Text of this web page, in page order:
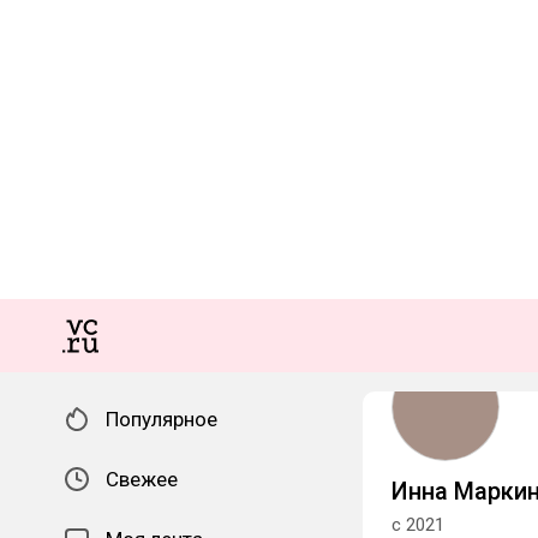
Популярное
Свежее Инна
с 2021